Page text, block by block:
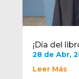
¡Día del
28 de Abr,
Leer Más